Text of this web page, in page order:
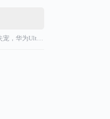
系列“价值超车”